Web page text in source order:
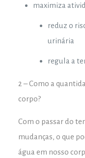
maximiza
reduz o
urinária
regula a
2 – Como a
corpo?
Com o passar do
mudanças, o que
água em nosso